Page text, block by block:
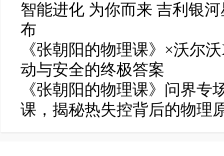
智能进化 为你而来 吉利银
布
《张朝阳的物理课》×沃尔
动与安全的终极答案
《张朝阳的物理课》问界
课，揭秘热失控背后的物理